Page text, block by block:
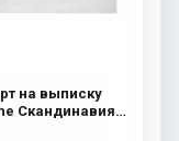
на выписку
Скандинавия